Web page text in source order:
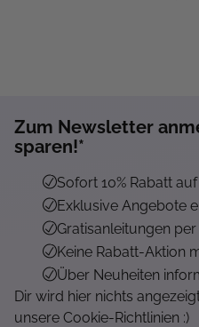
Zum Newsletter
sparen!*
Sofort 10% Rabatt
Exklusive Angebote
Gratisanleitungen
Keine Rabatt-Aktion
Über Neuheiten
Dir wird hier nichts
unsere Cookie-Richtlinien :)